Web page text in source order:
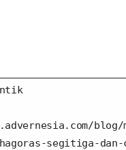
blog/
segitiga-dan-